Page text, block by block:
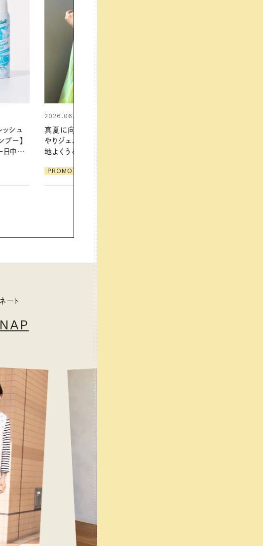
ひん
節に心
ディケ
2026.07.21
【高山都さんが楽しむデンマーク
発・ベーリングの腕時計】 アクセサ
リーとの重ねづけも素敵な大人の
ート